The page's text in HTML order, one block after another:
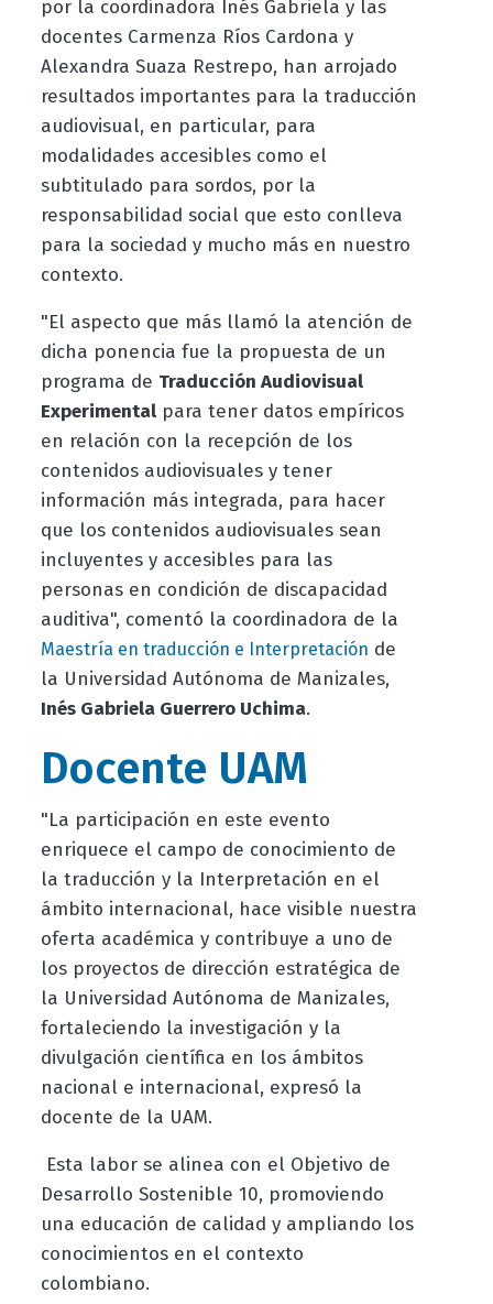
por la coordinadora Inés Gabriela y las
docentes Carmenza Ríos Cardona y
Alexandra Suaza Restrepo, han arrojado
resultados importantes para la traducción
audiovisual, en particular, para
modalidades accesibles como el
subtitulado para sordos, por la
responsabilidad social que esto conlleva
para la sociedad y mucho más en nuestro
contexto.
"El aspecto que más llamó la atención de
dicha ponencia fue la propuesta de un
programa de Traducción Audiovisual
Experimental para tener datos empíricos
en relación con la recepción de los
contenidos audiovisuales y tener
información más integrada, para hacer
que los contenidos audiovisuales sean
incluyentes y accesibles para las
personas en condición de discapacidad
auditiva", comentó la coordinadora de la
Maestría en traducción e Interpretación de
la Universidad Autónoma de Manizales,
Inés Gabriela Guerrero Uchima.
Docente UAM
"La participación en este evento
enriquece el campo de conocimiento de
la traducción y la Interpretación en el
ámbito internacional, hace visible nuestra
oferta académica y contribuye a uno de
los proyectos de dirección estratégica de
la Universidad Autónoma de Manizales,
fortaleciendo la investigación y la
divulgación científica en los ámbitos
nacional e internacional, expresó la
docente de la UAM.
Esta labor se alinea con el Objetivo de
Desarrollo Sostenible 10, promoviendo
una educación de calidad y ampliando los
conocimientos en el contexto
colombiano.